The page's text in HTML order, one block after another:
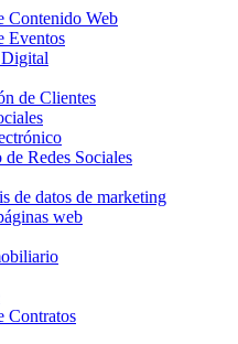
Contenido Web
Eventos
de Clientes
Redes Sociales
de datos de marketing
web
Contratos